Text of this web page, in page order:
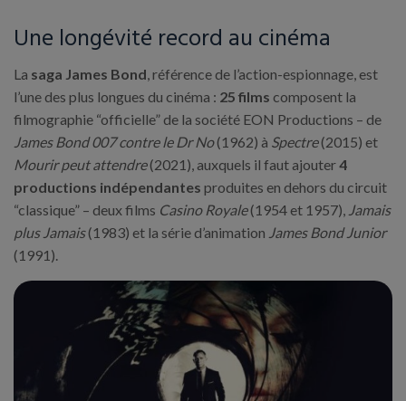
Une longévité record au cinéma
La saga James Bond , référence de l’action-espionnage, est
l’une des plus longues du cinéma : 25 films composent la
filmographie “officielle” de la société EON Productions – de
James Bond 007 contre le Dr No(1962) à Spectre(2015) et
Mourir peut attendre(2021), auxquels il faut ajouter4
productions indépendantes produites en dehors du circuit
“classique” – deux films Casino Royale(1954 et 1957), Jamais
plus Jamais(1983) et la série d’animation James Bond Junior
(1991).